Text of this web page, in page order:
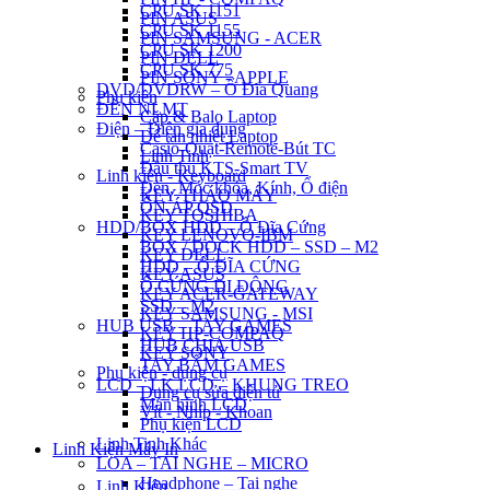
CPU SK 1151
CPU SK 1155
CPU SK 1200
CPU SK 775
DVD/DVDRW – Ổ Đĩa Quang
ĐÈN NLMT
Điện – Điện gia dụng
Casio-Quạt-Remote-Bút TC
Đầu thu KTS-Smart TV
Đèn, Móc khóa, Kính, Ổ điện
ỔN ÁP QSD
HDD/BOX HDD – Ổ Đĩa Cứng
BOX / DOCK HDD – SSD – M2
HDD – Ổ ĐĨA CỨNG
Ổ CỨNG DI ĐỘNG
SSD – M2
HUB USB – TAY GAMES
HUB CHIA USB
TAY BẤM GAMES
LCD – LK LCD – KHUNG TREO
Màn hình LCD
Phụ kiện LCD
Linh Tinh Khác
LOA – TAI NGHE – MICRO
Headphone – Tai nghe
PIN ASUS
PIN SAMSUNG - ACER
PIN DELL
PIN SONY - APPLE
Phụ kiện
Cặp & Balo Laptop
Đế tản nhiệt Laptop
Linh Tinh
Linh kiện - Keyboard
KEY THÁO MÁY
KEY TOSHIBA
KEY LENOVO-IBM
KEY DELL
KEY ASUS
KEY ACER-GATEWAY
KEY SAMSUNG - MSI
KEY HP-COMPAQ
KEY SONY
Phụ kiện - dụng cụ
Dụng cụ sửa điện tử
Vít - Nhíp - Khoan
Linh Kiện Máy In